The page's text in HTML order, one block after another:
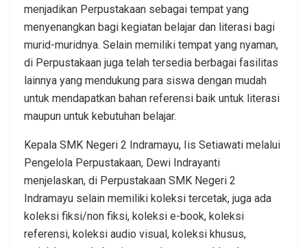
menjadikan Perpustakaan sebagai tempat yang
menyenangkan bagi kegiatan belajar dan literasi bagi
murid-muridnya. Selain memiliki tempat yang nyaman,
di Perpustakaan juga telah tersedia berbagai fasilitas
lainnya yang mendukung para siswa dengan mudah
untuk mendapatkan bahan referensi baik untuk literasi
maupun untuk kebutuhan belajar.
Kepala SMK Negeri 2 Indramayu, Iis Setiawati melalui
Pengelola Perpustakaan, Dewi Indrayanti
menjelaskan, di Perpustakaan SMK Negeri 2
Indramayu selain memiliki koleksi tercetak, juga ada
koleksi fiksi/non fiksi, koleksi e-book, koleksi
referensi, koleksi audio visual, koleksi khusus,